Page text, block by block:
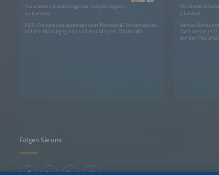
The smarter E Podcast Folge 258 | Sprache: Englisch
25. Juni 2026
HZB-Forschende sprechen über Perowskit-Tandemzellen,
höhere Wirkungsgrade und den Weg zur Marktreife.
The smarter E
2. Juli 2026
Können
24/7 versorgen?
von der The
Folgen Sie uns